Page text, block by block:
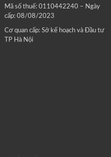
Mã số thuế: 0110442240 – Ngày
cấp: 08/08/2023
Cơ quan cấp: Sở kế hoạch và Đầu tư
TP Hà Nội